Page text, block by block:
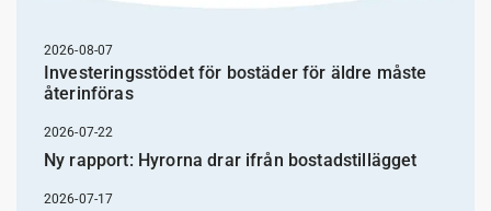
2026-08-07
Investeringsstödet för bostäder för äldre måste
återinföras
2026-07-22
Ny rapport: Hyrorna drar ifrån bostadstillägget
2026-07-17